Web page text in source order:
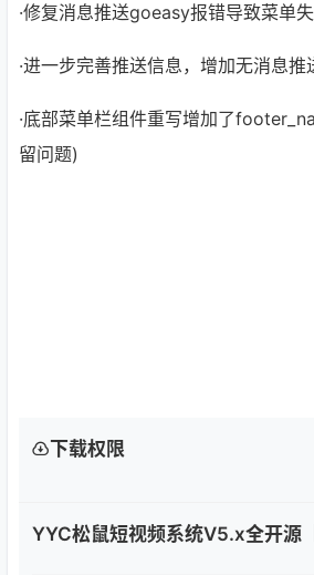
·修复消息推送goeasy报错导致菜单
·进一步完善推送信息，增加无消息推
·底部菜单栏组件重写增加了
留问题)
下载权限
YYC松鼠短视频系统V5.x全开源